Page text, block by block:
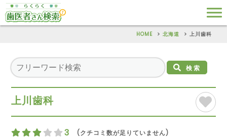
HOME 北海道 上川歯科
検索
上川歯科
3 (クチコミ数が足りていません)